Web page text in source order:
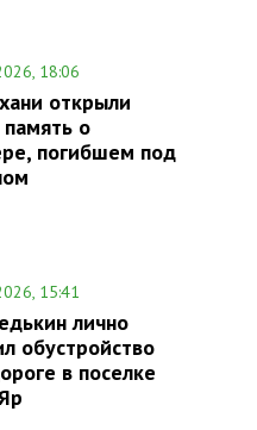
18:06
открыли
о
погибшем под
15:41
лично
обустройство
в поселке